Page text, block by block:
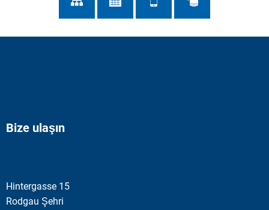
Bize ulaşın
Hintergasse 15
Rodgau Şehri